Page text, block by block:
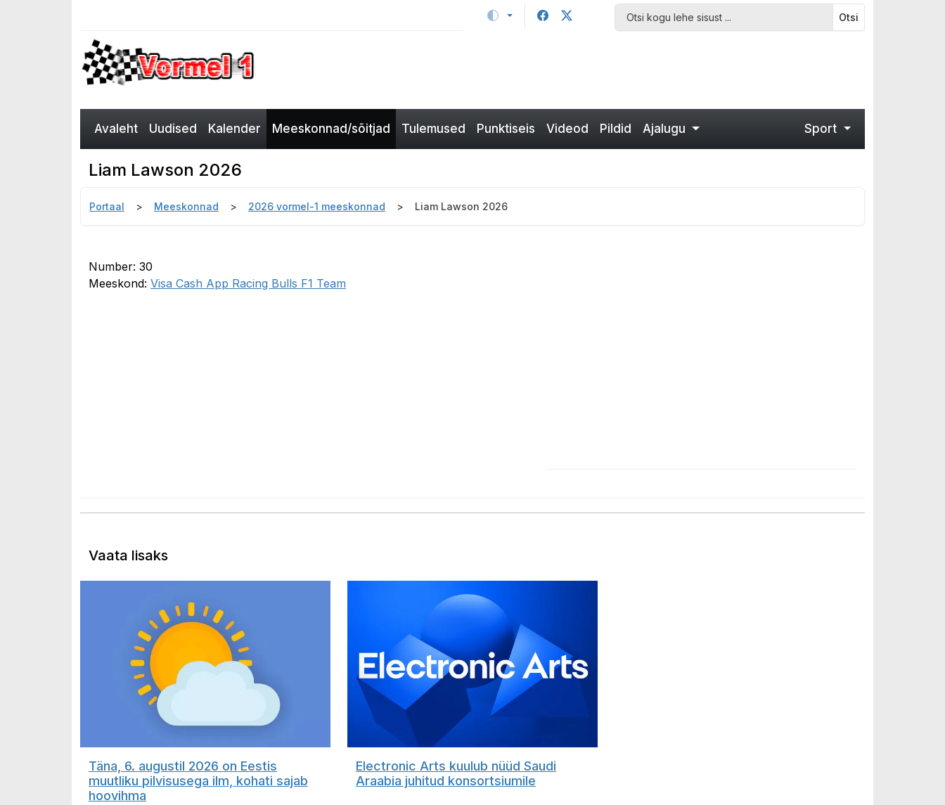
Otsi
Avaleht Uudised Kalender Meeskonnad/sõitjad Tulemused Punktiseis Videod Pildid Ajalugu Sport
Liam Lawson 2026
Portaal Meeskonnad 2026 vormel-1 meeskonnad Liam Lawson 2026
Number: 30
Meeskond: Visa Cash App Racing Bulls F1 Team
Vaata lisaks
Täna, 6. augustil 2026 on Eestis
muutliku pilvisusega ilm, kohati sajab
hoovihma
Electronic Arts kuulub nüüd Saudi
Araabia juhitud konsortsiumile